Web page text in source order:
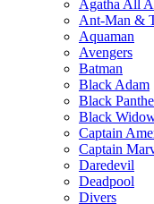
Agatha All
Ant-Man &
Aquaman
Avengers
Batman
Black Adam
Black
Black
Captain
Captain
Daredevil
Deadpool
Divers